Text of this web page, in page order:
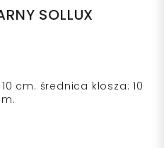
SOLLUX
cm. średnica klosza: 10